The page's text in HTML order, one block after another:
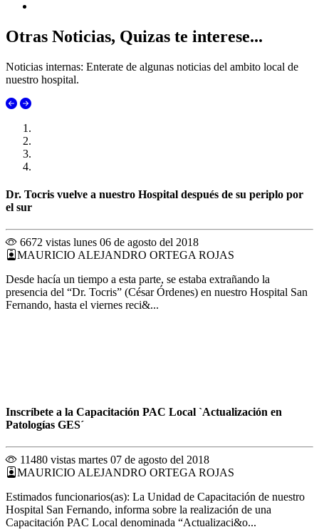
Otras Noticias, Quizas te interese...
Noticias internas: Enterate de algunas noticias del ambito local de
nuestro hospital.
Dr. Tocris vuelve a nuestro Hospital después de su periplo por
el sur
6672 vistas lunes 06 de agosto del 2018
MAURICIO ALEJANDRO ORTEGA ROJAS
Desde hacía un tiempo a esta parte, se estaba extrañando la
presencia del “Dr. Tocris” (César Órdenes) en nuestro Hospital San
Fernando, hasta el viernes reci&...
Inscríbete a la Capacitación PAC Local `Actualización en
Patologías GES´
11480 vistas martes 07 de agosto del 2018
MAURICIO ALEJANDRO ORTEGA ROJAS
Estimados funcionarios(as): La Unidad de Capacitación de nuestro
Hospital San Fernando, informa sobre la realización de una
Capacitación PAC Local denominada “Actualizaci&o...